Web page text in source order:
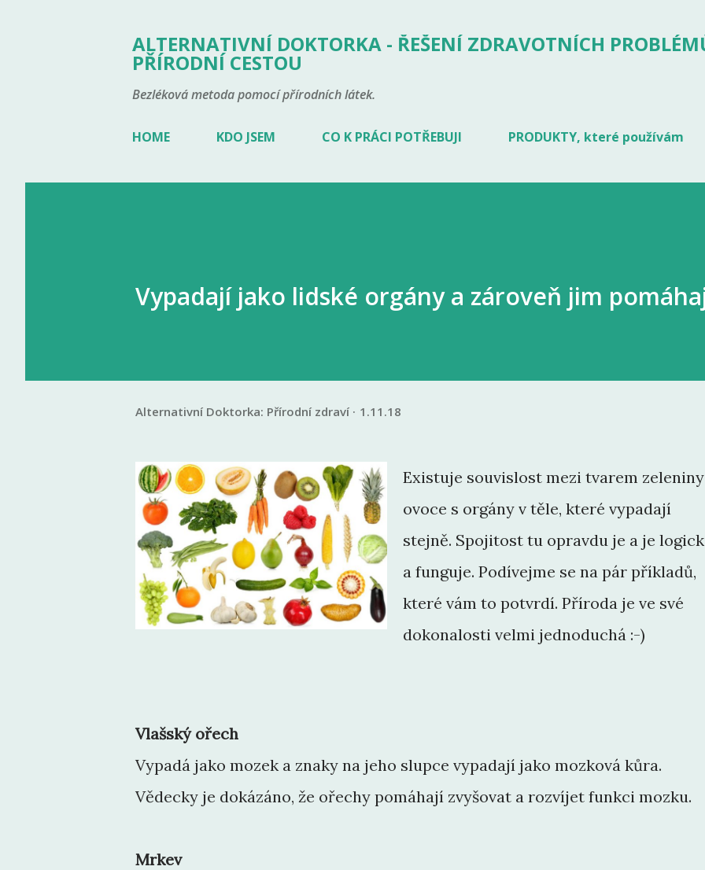
ALTERNATIVNÍ DOKTORKA - ŘEŠENÍ ZDRAVOTNÍCH
PŘÍRODNÍ CESTOU
Bezléková metoda pomocí přírodních látek.
HOME KDO JSEM CO K PRÁCI POTŘEBUJI PRODUKTY, které používám
Vypadají jako lidské orgány a zároveň jim
Alternativní Doktorka: Přírodní zdraví 1.11.18
Existuje souvislost mezi tvarem
ovoce s orgány v těle, které vypadají
stejně. Spojitost tu opravdu je a je
a funguje. Podívejme se na pár příkladů,
které vám to potvrdí. Příroda je ve své
dokonalosti velmi jednoduchá :-)
Vlašský ořech
Vypadá jako mozek a znaky na jeho slupce vypadají jako mozková kůra.
Vědecky je dokázáno, že ořechy pomáhají zvyšovat a rozvíjet funkci mozku.
Mrkev